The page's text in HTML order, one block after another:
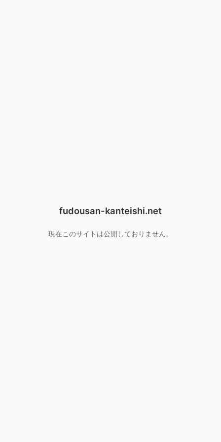
fudousan-kanteishi.net
現在このサイトは公開しておりません。